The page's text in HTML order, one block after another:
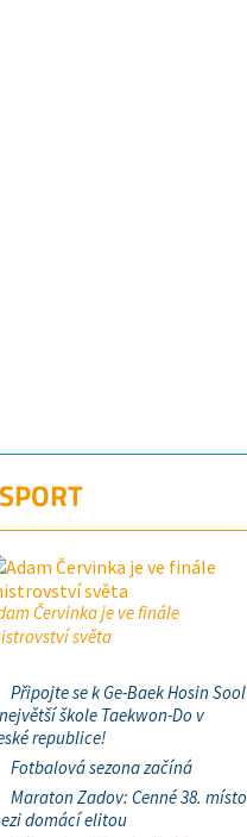
SPORT
Červinka je ve finále
světa
Připojte se k Ge-Baek Hosin Sool
škole Taekwon-Do v
republice!
Fotbalová sezona začíná
Maraton Zadov: Cenné 38. místo
domácí elitou